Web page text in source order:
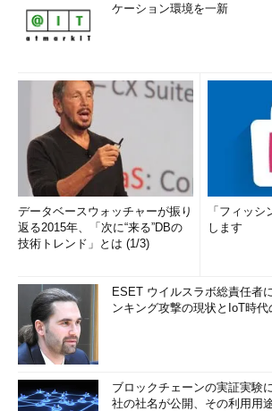
ケーション環境を一新
データベースウォッチャーが振り
返る2015年、「次に“来る”DBの
技術トレンド」とは (1/3)
「フィッ
します
ESET ウイルスラボ総責任者
ンキング攻撃の現状とIoT時
ブロックチェーンの実証実験
社の社名が公開、その利用用